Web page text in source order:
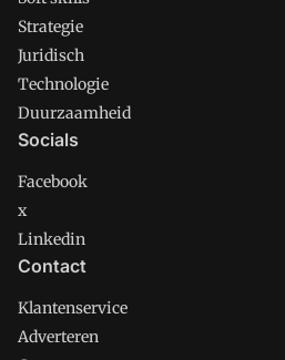
Strategie
Juridisch
Technologie
Duurzaamheid
Socials
Facebook
x
Linkedin
Contact
Klantenservice
Adverteren